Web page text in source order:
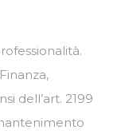
dell’art. 2199